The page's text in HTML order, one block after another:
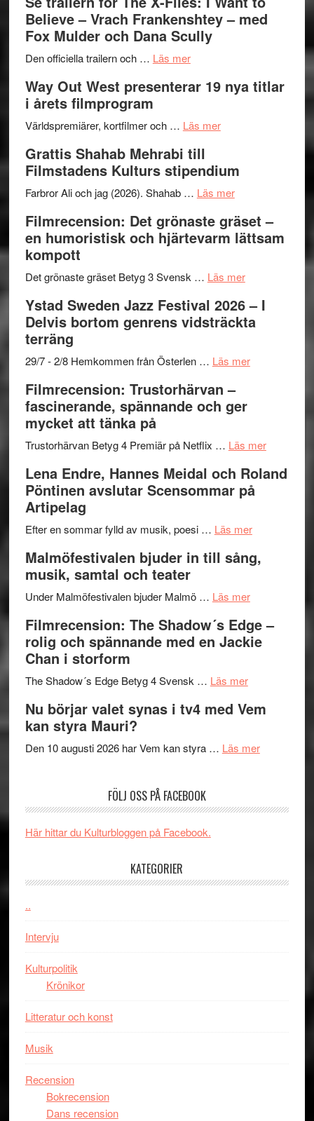
Park
–
kväll
II
Believe – Vrach Frankenshtey – med
Fox Mulder och Dana Scully
Den officiella trailern och … Läs merom
trailern
The
Files:
I
Want
Believe
–
Frankenshtey
med
Fox
och
Scully
Way Out West presenterar 19 nya titlar
i årets filmprogram
Världspremiärer, kortfilmer och … Läs merom
West
presenterar
nya
titlar
årets
Grattis Shahab Mehrabi till
Filmstadens Kulturs stipendium
Farbror Ali och jag (2026). Shahab … Läs merom
Shahab
Mehrabi
Filmstadens
stipendium
Filmrecension: Det grönaste gräset –
en humoristisk och hjärtevarm lättsam
kompott
Det grönaste gräset Betyg 3 Svensk … Läs merom
Det
grönaste
–
och
lättsam
Ystad Sweden Jazz Festival 2026 – I
Delvis bortom genrens vidsträckta
terräng
29/7 - 2/8 Hemkommen från Österlen … Läs merom
2026
I
Delvis
genrens
terräng
Filmrecension: Trustorhärvan –
fascinerande, spännande och ger
mycket att tänka på
Trustorhärvan Betyg 4 Premiär på Netflix … Läs merom
på
Lena Endre, Hannes Meidal och Roland
Pöntinen avslutar Scensommar på
Artipelag
Efter en sommar fylld av musik, poesi … Läs merom
Endre,
Roland
Pöntinen
Artipelag
Malmöfestivalen bjuder in till sång,
musik, samtal och teater
Under Malmöfestivalen bjuder Malmö … Läs merom
bjuder
in
samtal
teater
Filmrecension: The Shadow´s Edge –
rolig och spännande med en Jackie
Chan i storform
The Shadow´s Edge Betyg 4 Svensk … Läs merom
The
´s
och
Jackie
Nu börjar valet synas i tv4 med Vem
kan styra Mauri?
Den 10 augusti 2026 har Vem kan styra … Läs merom
synas
Vem
FÖLJ OSS PÅ FACEBOOK
Här hittar du Kulturbloggen på Facebook.
KATEGORIER
..
Intervju
Kulturpolitik
Krönikor
Litteratur och konst
Musik
Recension
Bokrecension
Dans recension